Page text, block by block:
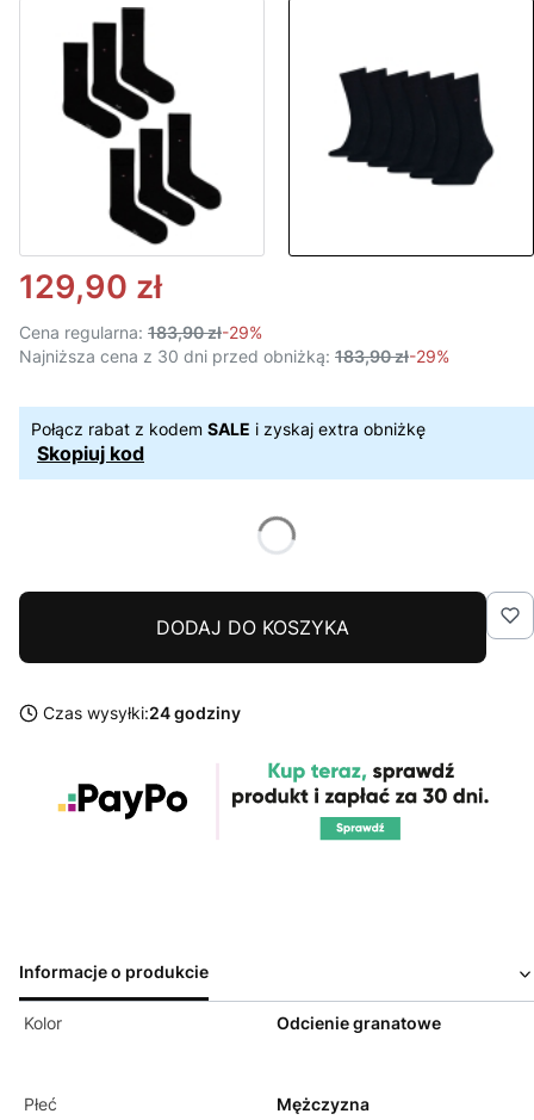
129,90 zł
Cena regularna: 183,90 zł-29%
Najniższa cena z 30 dni przed obniżką: 183,90 zł-29%
Połącz rabat z kodem SALE i zyskaj extra obniżkę
Skopiuj kod
DODAJ DO KOSZYKA
Czas wysyłki:24 godziny
Informacje o produkcie
Kolor Odcienie granatowe
Płeć Mężczyzna